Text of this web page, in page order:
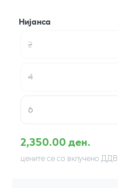
Нијанса
2
4
6
2,350.00 ден.
цените се со вклучено ДДВ